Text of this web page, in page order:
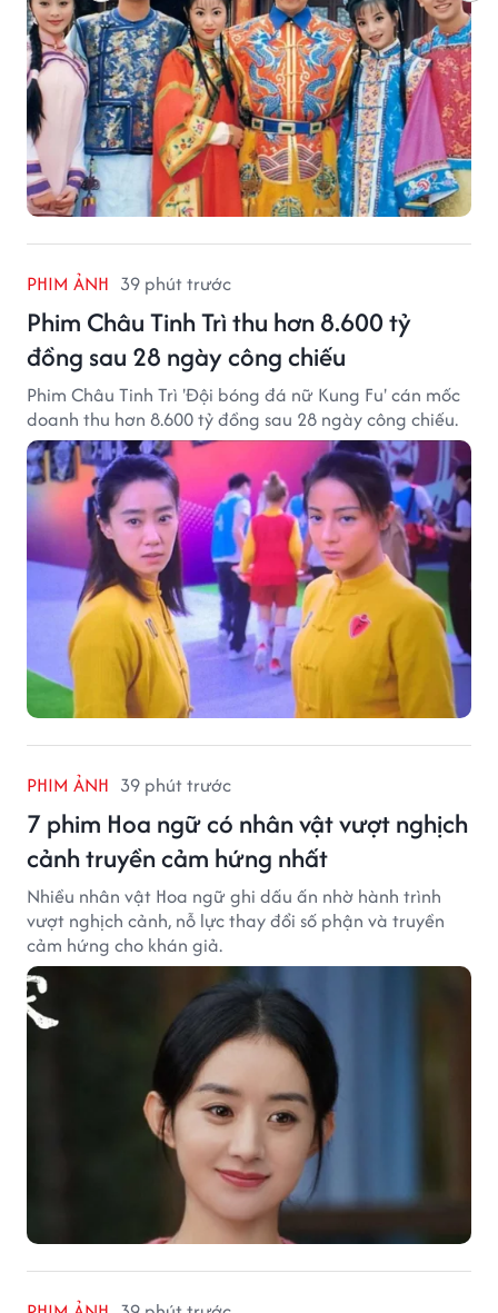
PHIM ẢNH 39 phút trước
Phim Châu Tinh Trì thu hơn 8.600 tỷ
đồng sau 28 ngày công chiếu
Phim Châu Tinh Trì 'Đội bóng đá nữ Kung Fu' cán mốc
doanh thu hơn 8.600 tỷ đồng sau 28 ngày công chiếu.
PHIM ẢNH 39 phút trước
7 phim Hoa ngữ có nhân vật vượt nghịch
cảnh truyền cảm hứng nhất
Nhiều nhân vật Hoa ngữ ghi dấu ấn nhờ hành trình
vượt nghịch cảnh, nỗ lực thay đổi số phận và truyền
cảm hứng cho khán giả.